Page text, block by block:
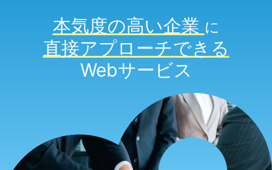
本気度の高い企業 に
直接アプローチできる
Webサービス